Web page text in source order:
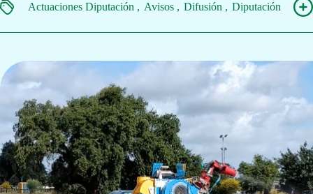
Actuaciones Diputación Avisos Difusión Diputación